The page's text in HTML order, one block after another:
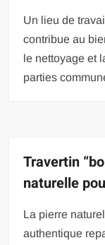
Un lieu de
contribue au
le nettoyage et
parties
Travertin
naturelle
La pierre
authentique